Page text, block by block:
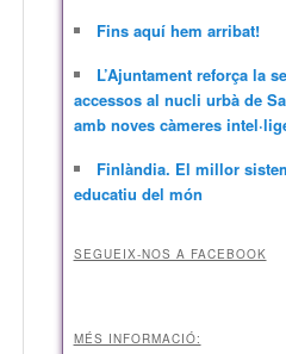
Fins aquí hem arribat!
L’Ajuntament reforça la
accessos al nucli urbà de
amb noves càmeres
Finlàndia. El millor
educatiu del món
SEGUEIX-NOS A FACEBOOK
MÉS INFORMACIÓ: